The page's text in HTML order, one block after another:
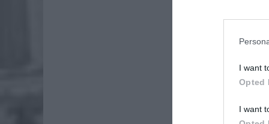
I want
Opted
I want
Do